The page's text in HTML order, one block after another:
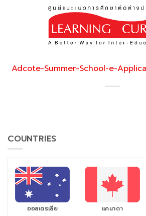
Adcote-Summer-School-e-
COUNTRIES
ออสเตรเลีย แคนาดา